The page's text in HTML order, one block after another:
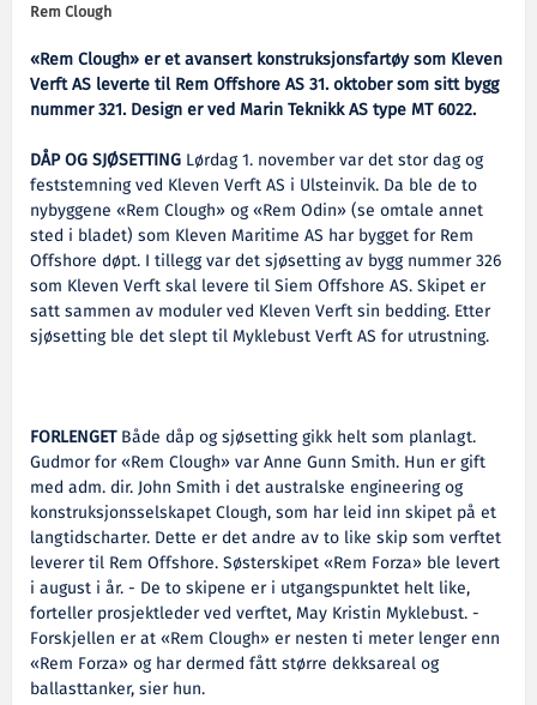
Rem Clough
«Rem Clough» er et avansert konstruksjonsfartøy som Kleven
Verft AS leverte til Rem Offshore AS 31. oktober som sitt bygg
nummer 321. Design er ved Marin Teknikk AS type MT 6022.
DÅP OG SJØSETTING Lørdag 1. november var det stor dag og
feststemning ved Kleven Verft AS i Ulsteinvik. Da ble de to
nybyggene «Rem Clough» og «Rem Odin» (se omtale annet
sted i bladet) som Kleven Maritime AS har bygget for Rem
Offshore døpt. I tillegg var det sjøsetting av bygg nummer 326
som Kleven Verft skal levere til Siem Offshore AS. Skipet er
satt sammen av moduler ved Kleven Verft sin bedding. Etter
sjøsetting ble det slept til Myklebust Verft AS for utrustning.
FORLENGETBåde dåp og sjøsetting gikk helt som planlagt.
Gudmor for «Rem Clough» var Anne Gunn Smith. Hun er gift
med adm. dir. John Smith i det australske engineering og
konstruksjonsselskapet Clough, som har leid inn skipet på et
langtidscharter. Dette er det andre av to like skip som verftet
leverer til Rem Offshore. Søsterskipet «Rem Forza» ble levert
i august i år. - De to skipene er i utgangspunktet helt like,
forteller prosjektleder ved verftet, May Kristin Myklebust. -
Forskjellen er at «Rem Clough» er nesten ti meter lenger enn
«Rem Forza» og har dermed fått større dekksareal og
ballasttanker, sier hun.